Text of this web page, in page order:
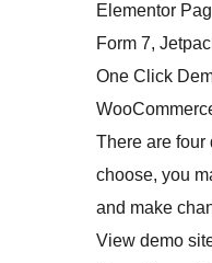
Elementor
Form 7,
One Click
There are four
choose, you
and make
View demo